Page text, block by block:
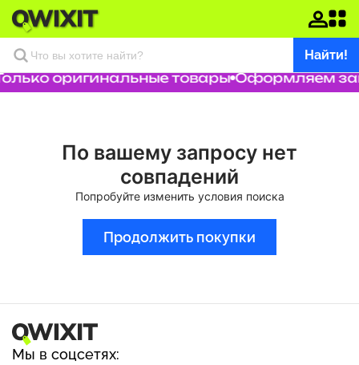
Найти!
оригинальные товары Оформляем
По вашему запросу нет
совпадений
Попробуйте изменить условия поиска
Продолжить покупки
Мы в соцсетях: